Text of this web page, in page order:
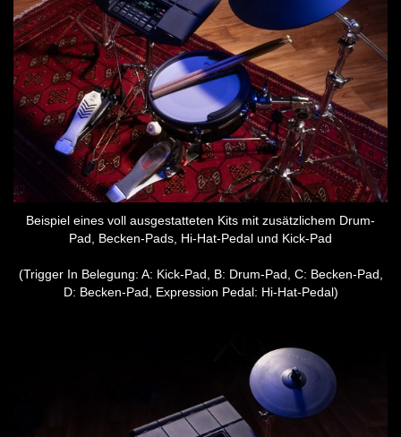
Beispiel eines voll ausgestatteten Kits mit zusätzlichem Drum-
Pad, Becken-Pads, Hi-Hat-Pedal und Kick-Pad
(Trigger In Belegung: A: Kick-Pad, B: Drum-Pad, C: Becken-Pad,
D: Becken-Pad, Expression Pedal: Hi-Hat-Pedal)